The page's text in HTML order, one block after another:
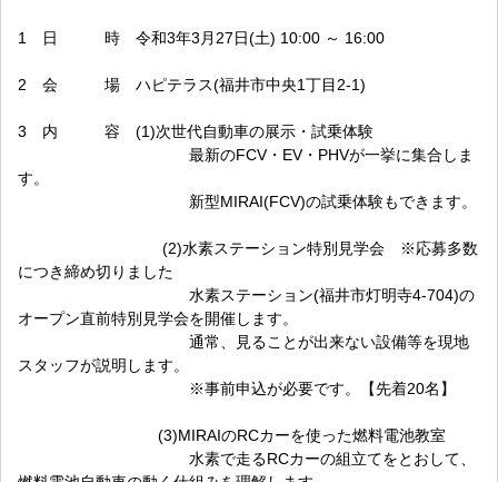
1 日 時 令和3年3月27日(土) 10:00 ～ 16:00
2 会 場 ハピテラス(福井市中央1丁目2-1)
3 内 容 (1)次世代自動車の展示・試乗体験
最新のFCV・EV・PHVが一挙に集合しま
す。
新型MIRAI(FCV)の試乗体験もできます。
(2)水素ステーション特別見学会 ※応募多数
につき締め切りました
水素ステーション(福井市灯明寺4-704)の
オープン直前特別見学会を開催します。
通常、見ることが出来ない設備等を現地
スタッフが説明します。
※事前申込が必要です。【先着20名】
(3)MIRAIのRCカーを使った燃料電池教室
水素で走るRCカーの組立てをとおして、